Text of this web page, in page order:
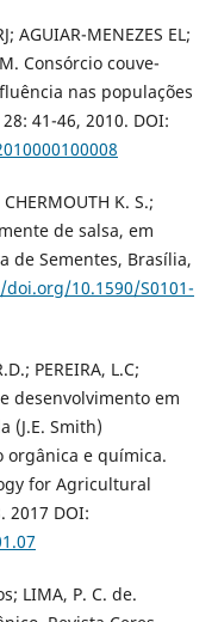
AGUIAR-MENEZES EL;
Consórcio couve-
nas populações
41-46, 2010. DOI:
K. S.;
de salsa, em
de Sementes, Brasília,
10.1590/S0101-
PEREIRA, L.C;
desenvolvimento em
(J.E. Smith)
orgânica e química.
for Agricultural
2017 DOI:
LIMA, P. C. de.